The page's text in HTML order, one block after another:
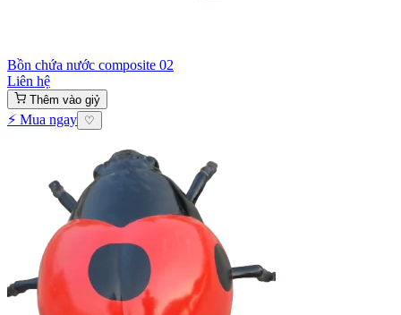
Bồn chứa nước composite 02
Liên hệ
Thêm vào giỷ
⚡ Mua ngay ♡